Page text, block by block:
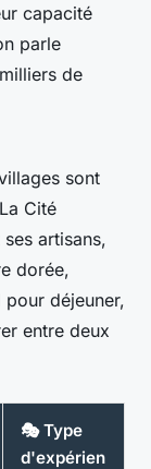
capacité
parle
de
sont
Cité
artisans,
dorée,
déjeuner,
entre deux
🎭 Type
d'expérien